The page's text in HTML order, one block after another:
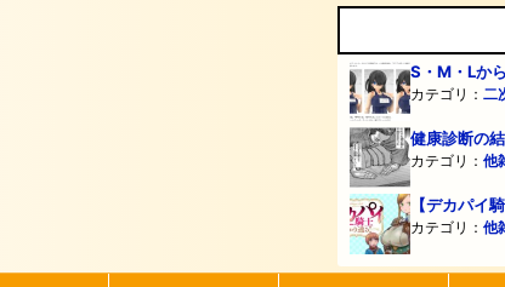
S・M・Lか
カテゴリ： 二
健康診断の
カテゴリ： 他
【デカパイ
カテゴリ： 他